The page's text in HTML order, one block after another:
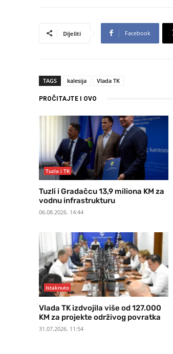
Dijeliti Facebook
TAGS kalesija Vlada TK
PROČITAJTE I OVO
Tuzla i TK
Tuzli i Gradačcu 13,9 miliona KM za
vodnu infrastrukturu
06.08.2026. 14:44
Istaknuto
Vlada TK izdvojila više od 127.000
KM za projekte održivog povratka
31.07.2026. 11:54